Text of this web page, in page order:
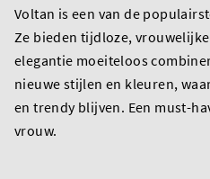
Voltan is een van de
Ze bieden tijdloze,
elegantie moeiteloos
nieuwe stijlen en kleuren,
en trendy blijven. Een must-
vrouw.